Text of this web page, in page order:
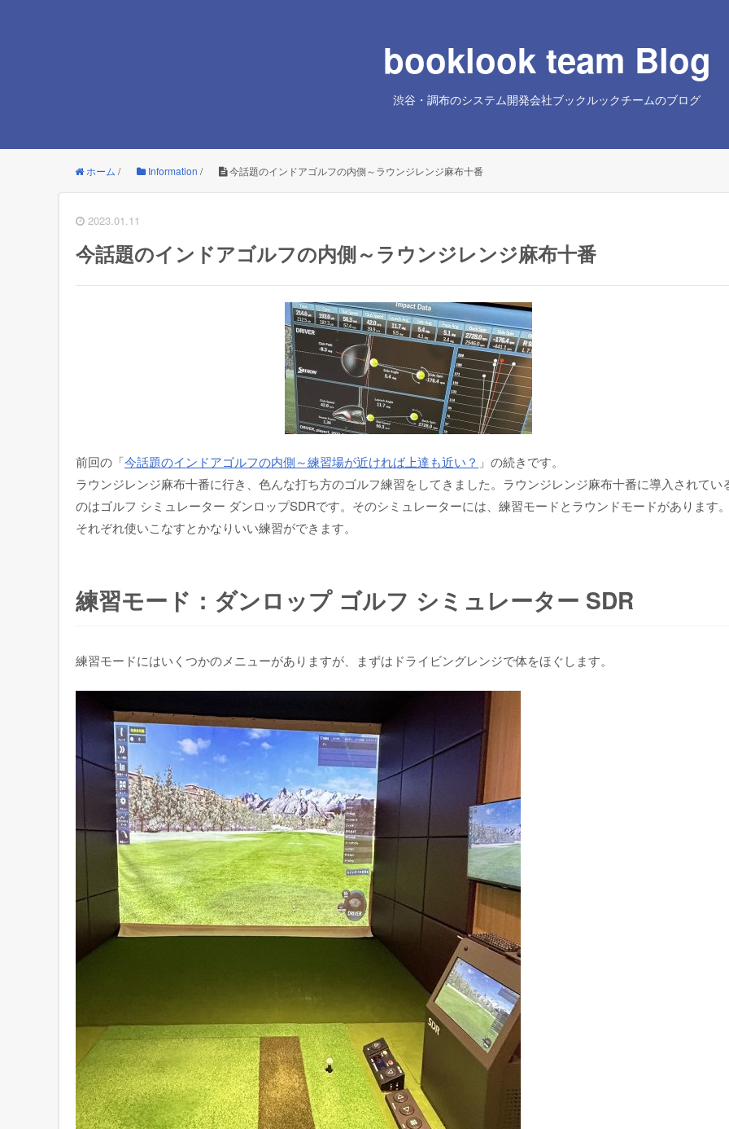
booklook team Blog
渋谷・調布のシステム開発会社ブックルックチームのブログ
ホーム / Information / 今話題のインドアゴルフの内側～ラウンジレンジ麻布十番
2023.01.11
今話題のインドアゴルフの内側～ラウンジレンジ麻布十番
前回の「今話題のインドアゴルフの内側～練習場が近ければ上達も近い？ 」の続きです。
ラウンジレンジ麻布十番に行き、色んな打ち方のゴルフ練習をしてきました。ラウンジレンジ麻布十番に導入されてい
のはゴルフ シミュレーター ダンロップSDRです。そのシミュレーターには、練習モードとラウンドモードがあります
それぞれ使いこなすとかなりいい練習ができます。
練習モード：ダンロップ ゴルフ シミュレーター SDR
練習モードにはいくつかのメニューがありますが、まずはドライビングレンジで体をほぐします。